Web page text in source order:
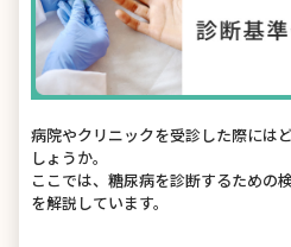
病院やクリニックを受診した際には
しょうか。
ここでは、糖尿病を診断するための
を解説しています。